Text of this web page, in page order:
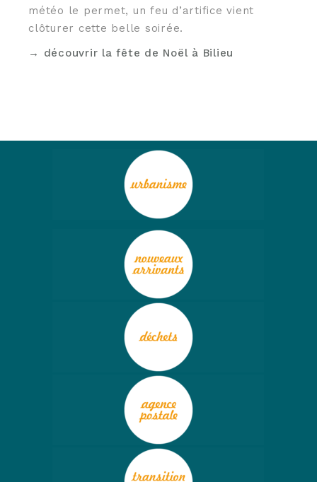
météo le permet, un feu d’artifice vient
clôturer cette belle soirée.
→ découvrir la fête de Noël à Bilieu